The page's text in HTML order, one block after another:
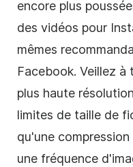
encore plus
des vidéos pour
mêmes
Facebook. Veillez à
plus haute
limites de taille de
qu'une
une fréquence